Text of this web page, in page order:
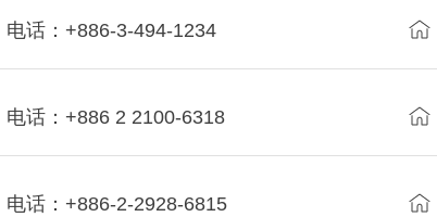
电话：+886-3-494-1234
电话：+886 2 2100-6318
电话：+886-2-2928-6815